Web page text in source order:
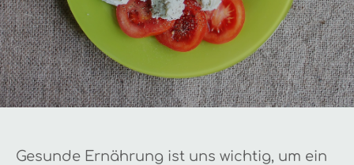
Gesunde Ernährung ist uns wichtig, um ein